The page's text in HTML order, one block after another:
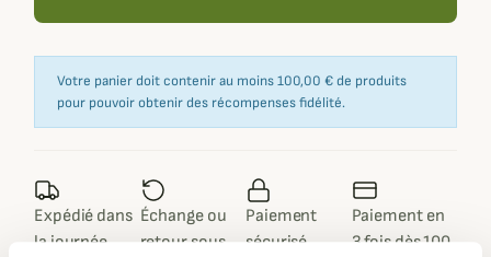
Votre panier doit contenir au moins 100,00 € de produits
pour pouvoir obtenir des récompenses fidélité.
Expédié dans
la journée
Échange ou
retour sous
Paiement
sécurisé
Paiement en
3 fois dès 100